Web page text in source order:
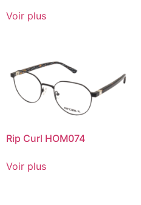
Voir plus
Rip Curl HOM074
Voir plus